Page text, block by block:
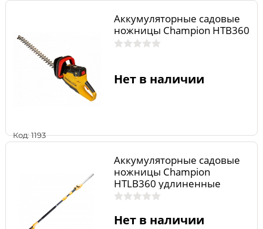
Код: 1193
Аккумуляторные садовые
ножницы Champion HTB360
Нет в наличии
Аккумуляторные садовые
ножницы Champion
HTLB360 удлиненные
Нет в наличии